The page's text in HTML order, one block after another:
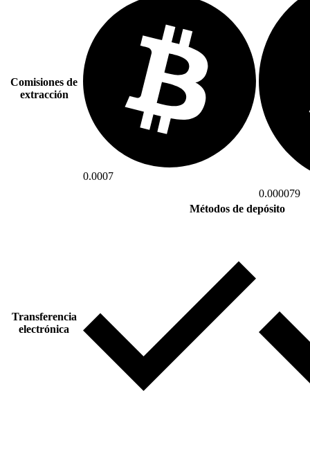
Comisiones de
extracción
0.0007
0.000079
Métodos de depósito
Transferencia
electrónica